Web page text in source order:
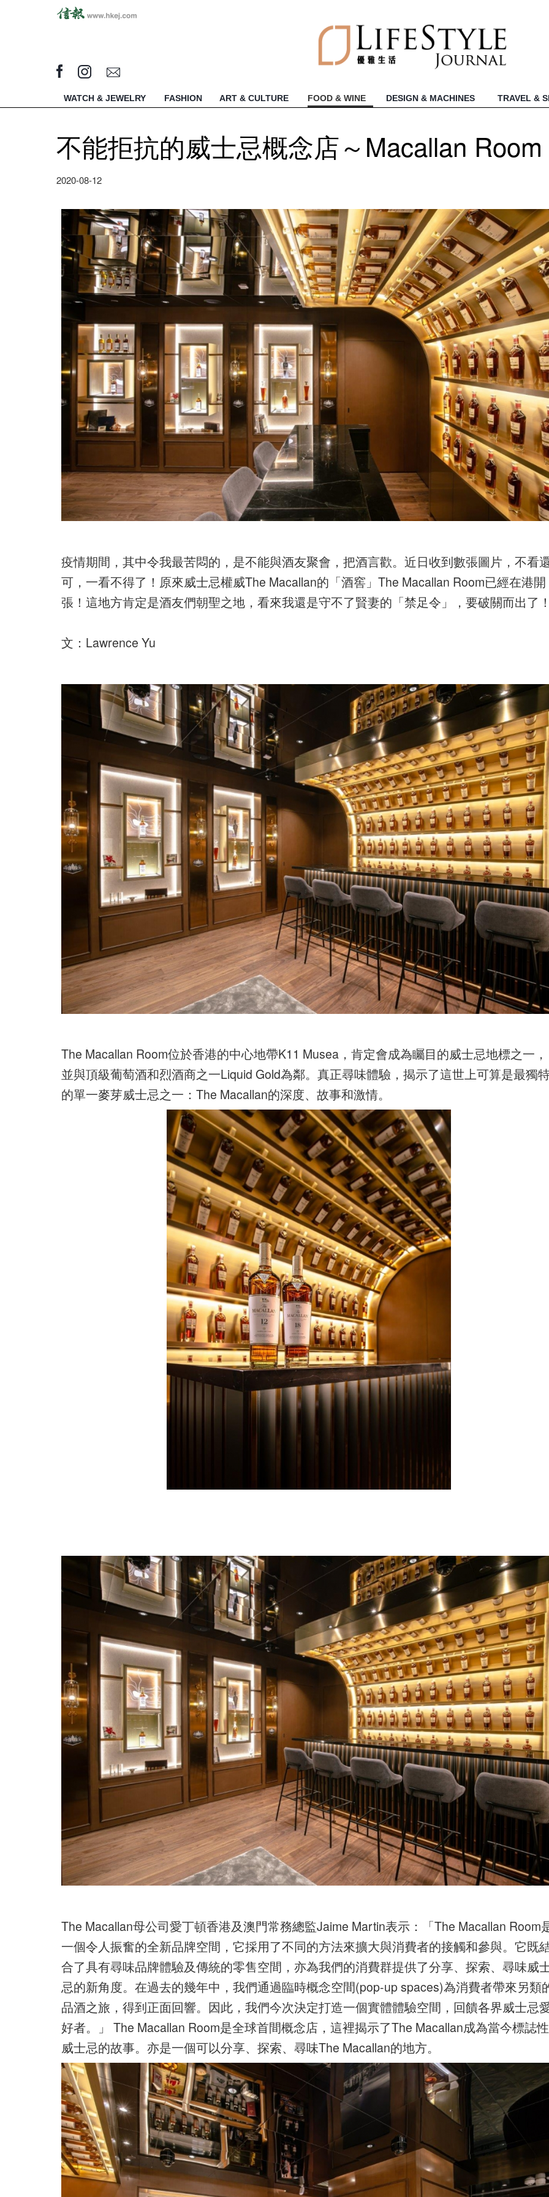
WATCH & JEWELRY FASHION ART & CULTURE FOOD & WINE DESIGN & MACHINES TRAVEL &
不能拒抗的威士忌概念店～Macallan Room
2020-08-12
疫情期間，其中令我最苦悶的，是不能與酒友聚會，把酒言歡。近日收到數張圖片，不看
可，一看不得了！原來威士忌權威The Macallan的「酒窖」The Macallan Room已經在港開
張！這地方肯定是酒友們朝聖之地，看來我還是守不了賢妻的「禁足令」，要破關而出了
文：Lawrence Yu
The Macallan Room位於香港的中心地帶K11 Musea，肯定會成為矚目的威士忌地標之一，
並與頂級葡萄酒和烈酒商之一Liquid Gold為鄰。真正尋味體驗，揭示了這世上可算是最獨
的單一麥芽威士忌之一：The Macallan的深度、故事和激情。
The Macallan母公司愛丁頓香港及澳門常務總監Jaime Martin表示：「The Macallan Room
一個令人振奮的全新品牌空間，它採用了不同的方法來擴大與消費者的接觸和參與。它既
合了具有尋味品牌體驗及傳統的零售空間，亦為我們的消費群提供了分享、探索、尋味威
忌的新角度。在過去的幾年中，我們通過臨時概念空間(pop-up spaces)為消費者帶來另類
品酒之旅，得到正面回響。因此，我們今次決定打造一個實體體驗空間，回饋各界威士忌
好者。」 The Macallan Room是全球首間概念店，這裡揭示了The Macallan成為當今標誌性
威士忌的故事。亦是一個可以分享、探索、尋味The Macallan的地方。